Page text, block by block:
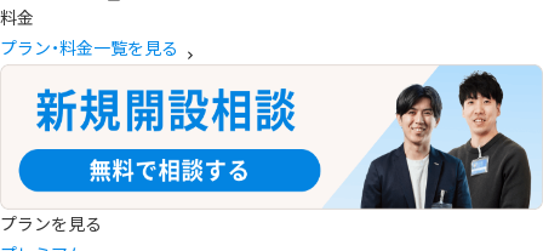
料金
プラン・料金一覧を見る
プランを見る